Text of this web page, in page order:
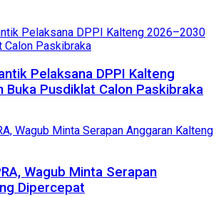
Pelaksana DPPI Kalteng
Buka Pusdiklat Calon Paskibraka
Wagub Minta Serapan
Dipercepat